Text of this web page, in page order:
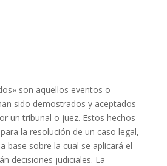
son aquellos eventos o
sido demostrados y aceptados
un tribunal o juez. Estos hechos
la resolución de un caso legal,
base sobre la cual se aplicará el
decisiones judiciales. La